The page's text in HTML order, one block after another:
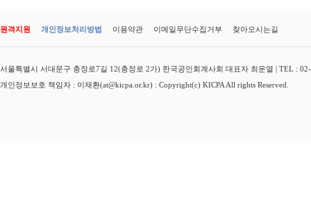
원격지원 개인정보처리방법 이용약관 이메일무단수집거부 찾아오시는길
서울특별시 서대문구 충정로7길 12(충정로 2가) 한국공인회계사회 대표자 최운열 | TEL :
개인정보보호 책임자 : 이재환(at@kicpa.or.kr) : Copyright(c) KICPA All rights Reserved.